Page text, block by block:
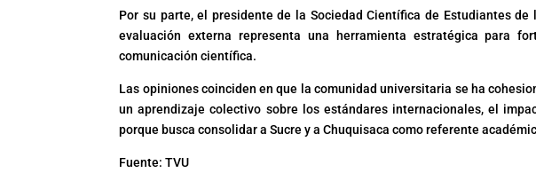
Por su parte, el presidente de la Sociedad Científica de Estudiantes
evaluación externa representa una herramienta estratégica para
comunicación científica.
Las opiniones coinciden en que la comunidad universitaria se ha
un aprendizaje colectivo sobre los estándares internacionales, el
porque busca consolidar a Sucre y a Chuquisaca como referente
Fuente: TVU